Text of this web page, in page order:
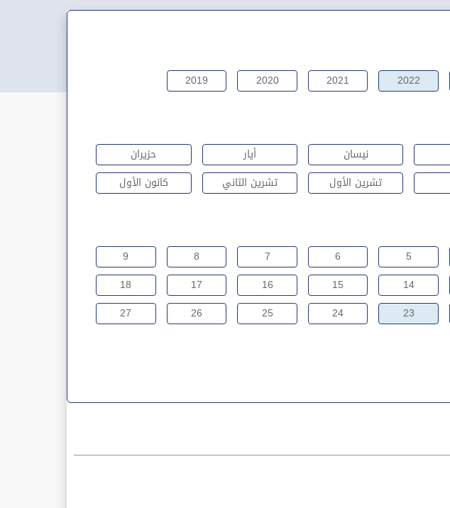
2022
2021
2020
2019
نيسان أيار
حزيران
تشرين الأول تشرين الثاني كانون الأول
5
6
7
8
9
14
15
16
17
18
23
24
25
26
27